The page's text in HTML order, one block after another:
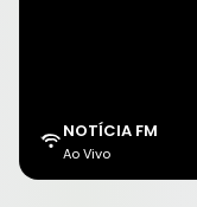
NOTÍCIA FM
Ao Vivo